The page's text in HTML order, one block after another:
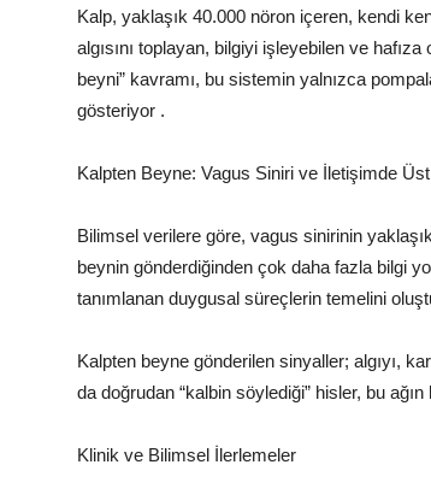
Kalp, yaklaşık 40.000 nöron içeren, kendi
algısını toplayan, bilgiyi işleyebilen ve
beyni” kavramı, bu sistemin yalnızca
gösteriyor .
Kalpten Beyne: Vagus Siniri ve İletişimde
Bilimsel verilere göre, vagus sinirinin
beynin gönderdiğinden çok daha fazla bilgi
tanımlanan duygusal süreçlerin temelini
Kalpten beyne gönderilen sinyaller; algıyı,
da doğrudan “kalbin söylediği” hisler, bu
Klinik ve Bilimsel İlerlemeler